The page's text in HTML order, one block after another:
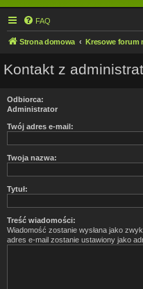
FAQ
Strona domowa Kresowe forum
Kontakt z
Odbiorca:
Administrator
Twój adres e-mail:
Twoja nazwa:
Tytuł:
Treść wiadomości:
Wiadomość zostanie wysłana jako
adres e-mail zostanie ustawiony jako